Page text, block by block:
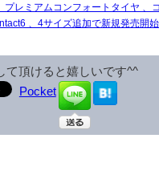
プレミアムコンフォートタイヤ 、
、4サイズ追加で新規発売開始
て頂けると嬉しいです^^
Pocket